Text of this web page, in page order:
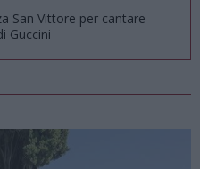
San Vittore per cantare
Guccini